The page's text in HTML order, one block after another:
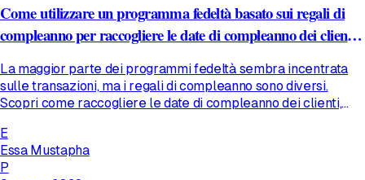
Come utilizzare un programma fedeltà basato sui regali di
compleanno per raccogliere le date di compleanno dei clienti
La maggior parte dei programmi fedeltà sembra incentrata
sulle transazioni, ma i regali di compleanno sono diversi.
Scopri come raccogliere le date di compleanno dei clienti,
campagna in grado di attirare clienti reali nel tuo bar,
ristorante o negozio.
E
Essa Mustapha
P